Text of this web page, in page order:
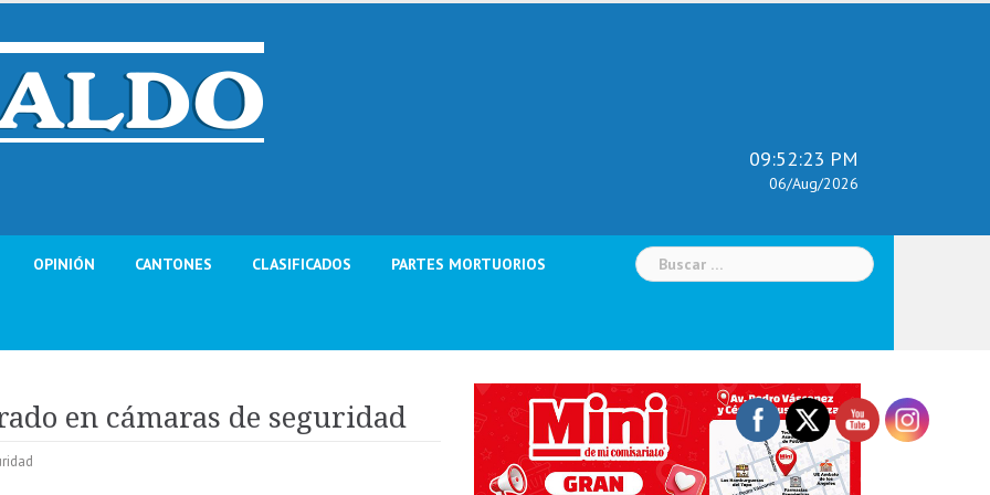
09:52:24 PM
06/Aug/2026
OPINIÓN CANTONES CLASIFICADOS PARTES MORTUORIOS Buscar:
en cámaras de seguridad